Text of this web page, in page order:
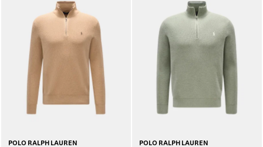
POLO RALPH LAUREN POLO RALPH LAUREN